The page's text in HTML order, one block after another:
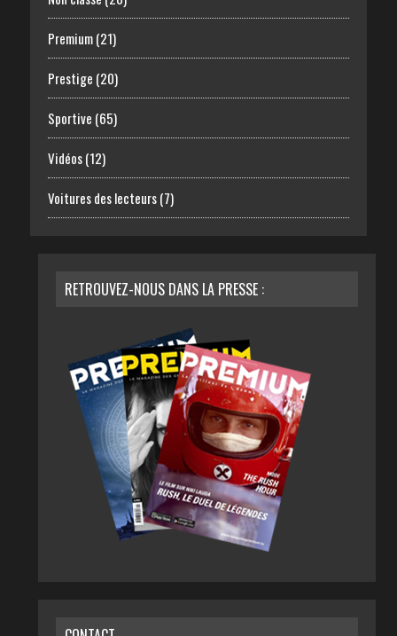
Premium(21)
Prestige (20)
Sportive (65)
Vidéos(12)
Voitures des lecteurs(7)
RETROUVEZ-NOUS DANS LA PRESSE :